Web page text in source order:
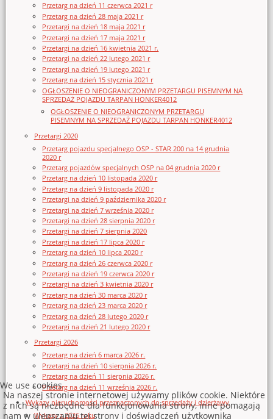
Przetarg na dzień 11 czerwca 2021 r
Przetarg na dzień 28 maja 2021 r
Przetargi na dzień 18 maja 2021 r
Przetargi na dzień 17 maja 2021 r
Przetargi na dzień 16 kwietnia 2021 r.
Przetargi na dzień 22 lutego 2021 r
Przetargi na dzień 19 lutego 2021 r
Przetarg na dzień 15 stycznia 2021 r
OGŁOSZENIE O NIEOGRANICZONYM PRZETARGU PISEMNYM NA
SPRZEDAŻ POJAZDU TARPAN HONKER4012
OGŁOSZENIE O NIEOGRANICZONYM PRZETARGU
PISEMNYM NA SPRZEDAŻ POJAZDU TARPAN HONKER4012
Przetargi 2020
Przetarg pojazdu specjalnego OSP - STAR 200 na 14 grudnia
2020 r
Przetarg pojazdów specjalnych OSP na 04 grudnia 2020 r
Przetarg na dzień 10 listopada 2020 r
Przetarg na dzień 9 listopada 2020 r
Przetargi na dzień 9 października 2020 r
Przetargi na dzień 7 września 2020 r
Przetargi na dzień 28 sierpnia 2020 r
Przetargi na dzień 7 sierpnia 2020
Przetargi na dzień 17 lipca 2020 r
Przetarg na dzień 10 lipca 2020 r
Przetarg na dzień 26 czerwca 2020 r
Przetargi na dzień 19 czerwca 2020 r
Przetargi na dzień 3 kwietnia 2020 r
Przetarg na dzień 30 marca 2020 r
Przetarg na dzień 23 marca 2020 r
Przetarg na dzień 28 lutego 2020 r
Przetargi na dzień 21 lutego 2020 r
Przetargi 2026
Przetarg na dzień 6 marca 2026 r.
Przetargi na dzień 10 sierpnia 2026 r.
Przetarg na dzień 11 sierpnia 2026 r.
Przetarg na dzień 11 września 2026 r.
Wykazy nieruchomości przeznaczonych do sprzedaży i dzierżawy
Wykazy z 2026 roku
We use cookies
Na naszej stronie internetowej używamy plików cookie. Niektóre
z nich są niezbędne dla funkcjonowania strony, inne pomagają
nam w ulepszaniu tej strony i doświadczeń użytkownika